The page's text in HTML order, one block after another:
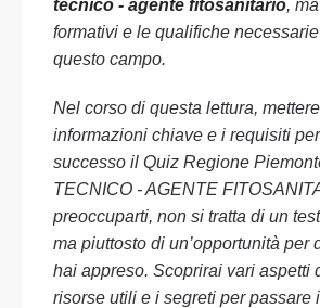
tecnico - agente fitosanitario,
formativi e le qualifiche
questo campo.
Nel corso di questa lettura,
informazioni chiave e i requisiti
successo il Quiz Regione
TECNICO - AGENTE
preoccuparti, non si tratta di un
ma piuttosto di un’opportunità per
hai appreso. Scoprirai vari aspetti
risorse utili e i segreti per passare